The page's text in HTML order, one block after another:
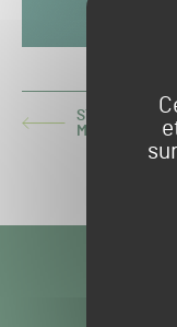
ARTICLE
STRASBOURG
MEINAU